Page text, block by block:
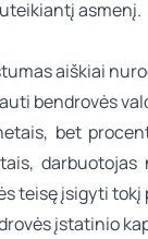
asmenį.
aiškiai
bendrovės
bet
darbuotojas
teisę įsigyti tokį
įstatinio